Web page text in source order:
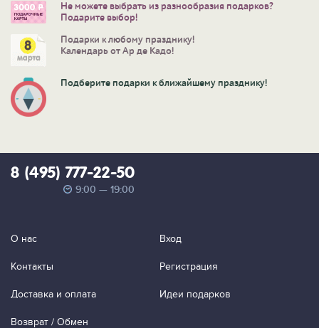
Не можете выбрать из разнообразия подарков?
Подарите выбор!
Подарки к любому празднику!
Календарь от Ар де Кадо!
Подберите подарки к ближайшему празднику!
8 (495) 777-22-50
9:00 — 19:00
О нас
Контакты
Доставка и оплата
Возврат / Обмен
Вход
Регистрация
Идеи подарков